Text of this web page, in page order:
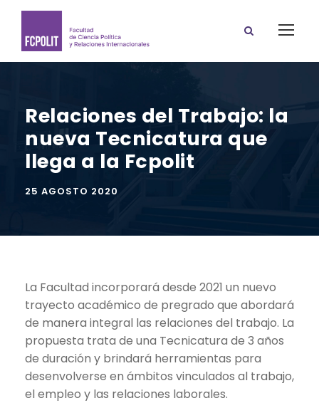
Relaciones del Trabajo: la
nueva Tecnicatura que
llega a la Fcpolit
25 AGOSTO 2020
La Facultad incorporará desde 2021 un nuevo
trayecto académico de pregrado que abordará
de manera integral las relaciones del trabajo. La
propuesta trata de una Tecnicatura de 3 años
de duración y brindará herramientas para
desenvolverse en ámbitos vinculados al trabajo,
el empleo y las relaciones laborales.